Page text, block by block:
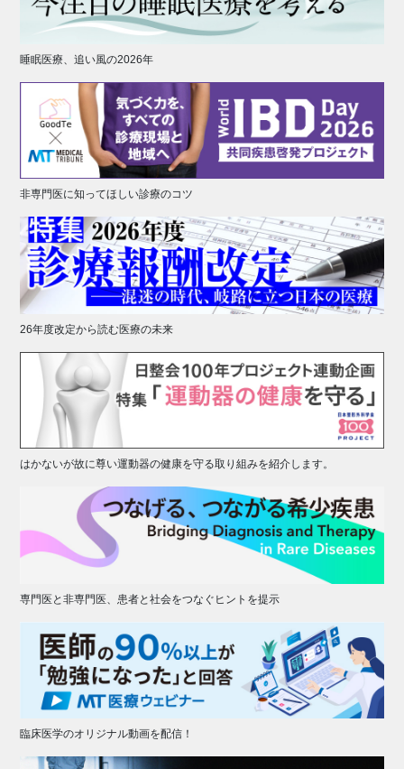
睡眠医療、追い風の2026年
非専門医に知ってほしい診療のコツ
26年度改定から読む医療の未来
はかないが故に尊い運動器の健康を守る取り組みを紹介します。
専門医と非専門医、患者と社会をつなぐヒントを提示
臨床医学のオリジナル動画を配信！